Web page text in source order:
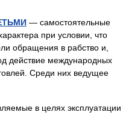
— самостоятельные
при условии, что
обращения в рабство и,
действие международных
Среди них ведущее
в целях эксплуатации